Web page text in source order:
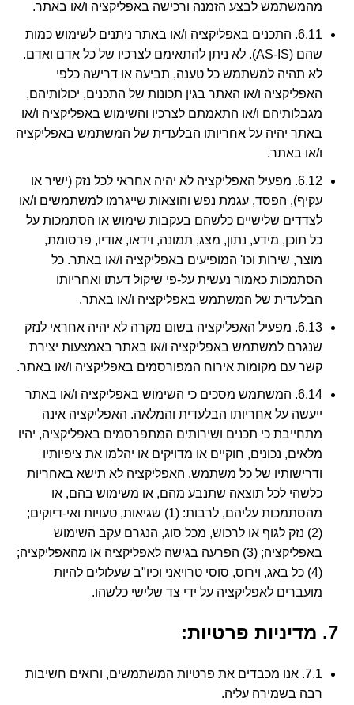
מהמשתמש לבצע הזמנה ורכישה באפליקציה ו/או באתר.
6.11. התכנים באפליקציה ו/או באתר ניתנים לשימוש כמות
שהם (AS-IS). לא ניתן להתאימם לצרכיו של כל אדם ואדם.
לא תהיה למשתמש כל טענה, תביעה או דרישה כלפי
האפליקציה ו/או האתר בגין תכונות של התכנים, יכולותיהם,
מגבלותיהם ו/או התאמתם לצרכיו והשימוש באפליקציה ו/או
באתר יהיה על אחריותו הבלעדית של המשתמש באפליקציה
ו/או באתר.
6.12. מפעיל האפליקציה לא יהיה אחראי לכל נזק (ישיר או
עקיף), הפסד, עגמת נפש והוצאות שייגרמו למשתמשים ו/או
לצדדים שלישיים כלשהם בעקבות שימוש או הסתמכות על
כל תוכן, מידע, נתון, מצג, תמונה, וידאו, אודיו, פרסומת,
מוצר, שירות וכו' המופיעים באפליקציה ו/או באתר. כל
הסתמכות כאמור נעשית על-פי שיקול דעתו ואחריותו
הבלעדית של המשתמש באפליקציה ו/או באתר.
6.13. מפעיל האפליקציה בשום מקרה לא יהיה אחראי לנזק
שנגרם למשתמש באפליקציה ו/או באתר באמצעות יצירת
קשר עם מקומות אירוח המפורסמים באפליקציה ו/או באתר.
6.14. המשתמש מסכים כי השימוש באפליקציה ו/או באתר
ייעשה על אחריותו הבלעדית והמלאה. האפליקציה אינה
מתחייבת כי תכנים ושירותים המתפרסמים באפליקציה, יהיו
מלאים, נכונים, חוקיים או מדויקים או יהלמו את ציפיותיו
ודרישותיו של כל משתמש. האפליקציה לא תישא באחריות
כלשהי לכל תוצאה שתנבע מהם, או משימוש בהם, או
מהסתמכות עליהם, לרבות: (1) שגיאות, טעויות ואי-דיוקים;
(2) נזק לגוף או לרכוש, מכל סוג, הנגרם עקב השימוש
באפליקציה; (3) הפרעה בגישה לאפליקציה או מהאפליקציה;
(4) כל באג, וירוס, סוסי טרויאני וכיו"ב שעלולים להיות
מועברים לאפליקציה על ידי צד שלישי כלשהו.
7. מדיניות פרטיות:
7.1. אנו מכבדים את פרטיות המשתמשים, ורואים חשיבות
רבה בשמירה עליה.